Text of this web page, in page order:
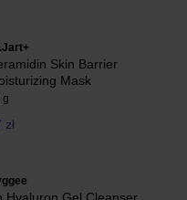
Skin Barrier
Mask
g
zł
Hyaluron Gel Cleanser